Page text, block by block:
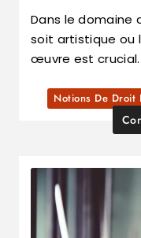
Dans le domaine
soit artistique ou
œuvre est crucial.
Notions De Droit